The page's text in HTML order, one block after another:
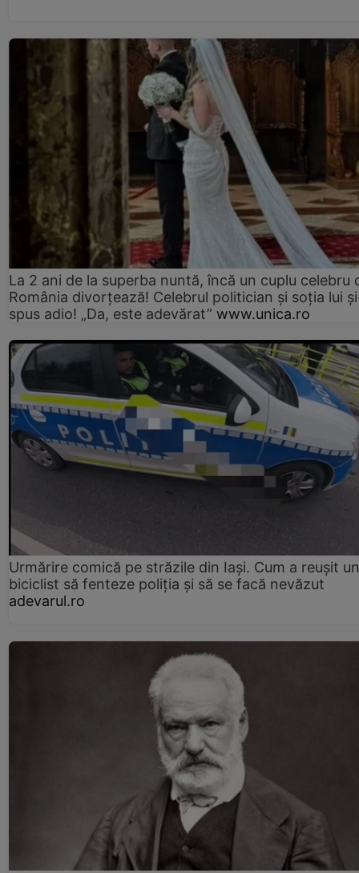
La 2 ani de la superba nuntă, încă un cuplu celebru
România divorțează! Celebrul politician și soția lui
spus adio! „Da, este adevărat” www.unica.ro
Urmărire comică pe străzile din Iași. Cum a reușit un
biciclist să fenteze poliția și să se facă nevăzut
adevarul.ro